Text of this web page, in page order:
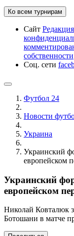
Ко всем турнирам
Сайт Редакция
собственности
Соц. сети
Футбол 24
Новости
Украина
Украинский
европейском
Украинский
европейском
Николай Ковталюк
Ботошани в матче